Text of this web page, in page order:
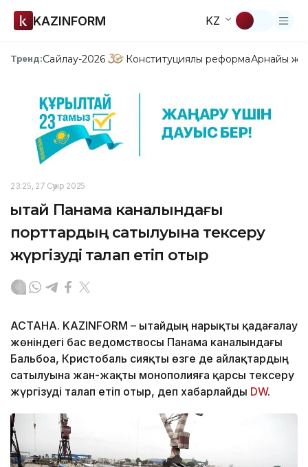
KAZINFORM KZ
Тренд:Сайлау-2026 Конституциялық реформаАрнайы
23:25, 27 Сәуір 2025
Қытай Панама каналындағы
порттардың сатылуына тексеру
жүргізуді талап етіп отыр
АСТАНА. KAZINFORM – Қытайдың нарықты қадағалау
жөніндегі бас ведомствосы Панама каналындағы
Бальбоа, Кристобаль сияқты өзге де айлақтардың
сатылуына жан-жақты монополияға қарсы тексеру
жүргізуді талап етіп отыр, деп хабарлайды DW.